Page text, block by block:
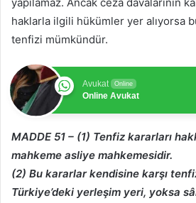
yapılamaz. Ancak ceza davalarının
haklarla ilgili hükümler yer alıyorsa
tenfizi mümkündür.
Avukat Online
Online Avukat
MADDE 51 – (1) Tenfiz kararları
mahkeme asliye mahkemesidir.
(2) Bu kararlar kendisine karşı
Türkiye’deki yerleşim yeri, yoksa